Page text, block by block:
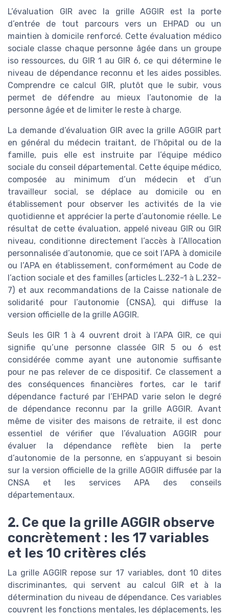
L’évaluation GIR avec la grille AGGIR est la porte
d’entrée de tout parcours vers un EHPAD ou un
maintien à domicile renforcé. Cette évaluation médico
sociale classe chaque personne âgée dans un groupe
iso ressources, du GIR 1 au GIR 6, ce qui détermine le
niveau de dépendance reconnu et les aides possibles.
Comprendre ce calcul GIR, plutôt que le subir, vous
permet de défendre au mieux l’autonomie de la
personne âgée et de limiter le reste à charge.
La demande d’évaluation GIR avec la grille AGGIR part
en général du médecin traitant, de l’hôpital ou de la
famille, puis elle est instruite par l’équipe médico
sociale du conseil départemental. Cette équipe médico,
composée au minimum d’un médecin et d’un
travailleur social, se déplace au domicile ou en
établissement pour observer les activités de la vie
quotidienne et apprécier la perte d’autonomie réelle. Le
résultat de cette évaluation, appelé niveau GIR ou GIR
niveau, conditionne directement l’accès à l’Allocation
personnalisée d’autonomie, que ce soit l’APA à domicile
ou l’APA en établissement, conformément au Code de
l’action sociale et des familles (articles L.232-1 à L.232-
7) et aux recommandations de la Caisse nationale de
solidarité pour l’autonomie (CNSA), qui diffuse la
version officielle de la grille AGGIR.
Seuls les GIR 1 à 4 ouvrent droit à l’APA GIR, ce qui
signifie qu’une personne classée GIR 5 ou 6 est
considérée comme ayant une autonomie suffisante
pour ne pas relever de ce dispositif. Ce classement a
des conséquences financières fortes, car le tarif
dépendance facturé par l’EHPAD varie selon le degré
de dépendance reconnu par la grille AGGIR. Avant
même de visiter des maisons de retraite, il est donc
essentiel de vérifier que l’évaluation AGGIR pour
évaluer la dépendance reflète bien la perte
d’autonomie de la personne, en s’appuyant si besoin
sur la version officielle de la grille AGGIR diffusée par la
CNSA et les services APA des conseils
départementaux.
2. Ce que la grille AGGIR observe
concrètement : les 17 variables
et les 10 critères clés
La grille AGGIR repose sur 17 variables, dont 10 dites
discriminantes, qui servent au calcul GIR et à la
détermination du niveau de dépendance. Ces variables
couvrent les fonctions mentales, les déplacements, les